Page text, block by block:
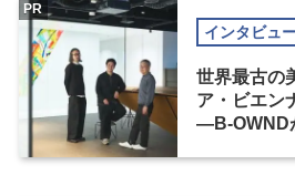
インタビュ
世界最古の
ア・ビエン
―B-OWND
PR